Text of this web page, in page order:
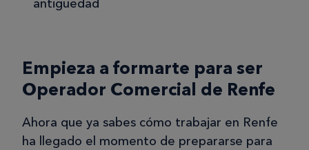
antigüedad
Empieza a formarte para ser
Operador Comercial de Renfe
Ahora que ya sabes cómo trabajar en Renfe
ha llegado el momento de prepararse para